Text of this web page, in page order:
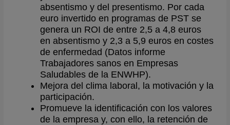
absentismo y del presentismo. Por cada
euro invertido en programas de PST se
genera un ROI de entre 2,5 a 4,8 euros
en absentismo y 2,3 a 5,9 euros en costes
de enfermedad (Datos informe
Trabajadores sanos en Empresas
Saludables de la ENWHP).
Mejora del clima laboral, la motivación y la
participación.
Promueve la identificación con los valores
de la empresa y, con ello, la retención de